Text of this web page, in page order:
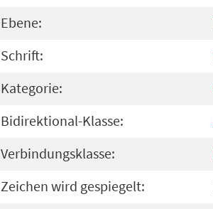
Ebene:
Schrift:
Kategorie:
Bidirektional-Klasse:
Verbindungsklasse:
Zeichen wird gespiegelt: